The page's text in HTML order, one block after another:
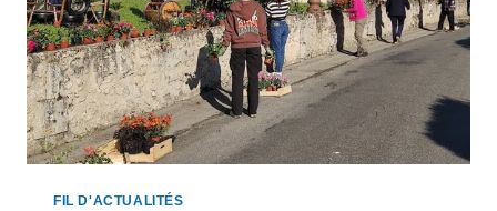
FIL D'ACTUALITÉS